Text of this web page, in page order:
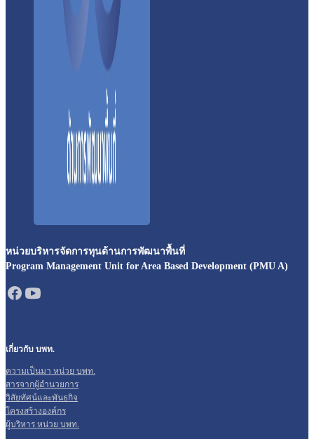
หน่วยบริหารจัดการทุนด้านการพัฒนาพื้นที่
Program Management Unit for Area Based Development (PMU A)
เกี่ยวกับ บพท.
ความเป็นมา หน่วย บพท.
สารจากผู้อำนวยการ
วิสัยทัศน์และพันธกิจ
โครงสร้างองค์กร
ผู้บริหาร หน่วย บพท.